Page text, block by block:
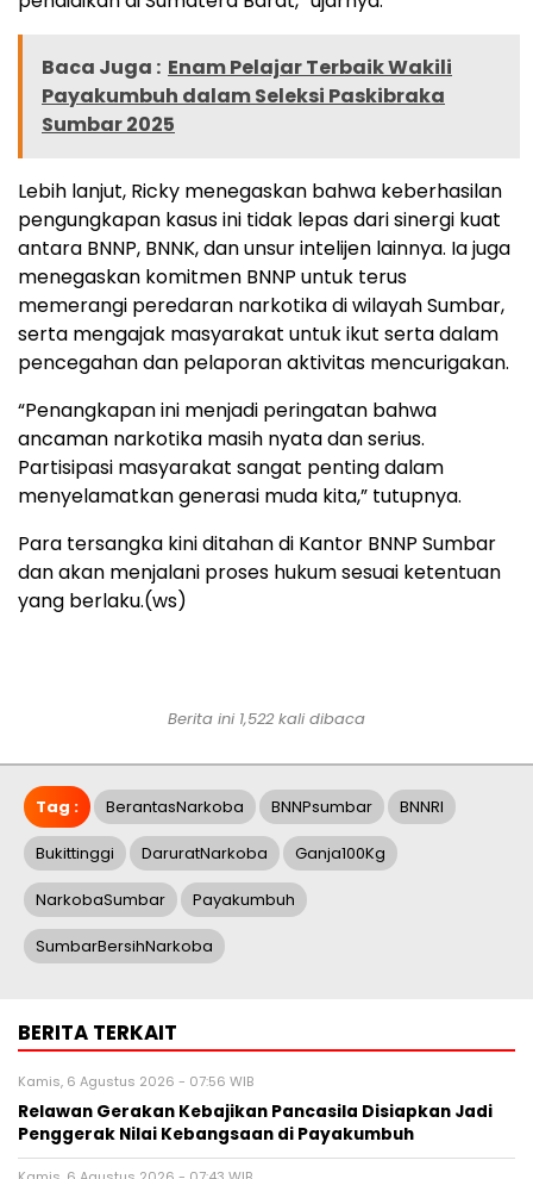
Baca Juga : Enam Pelajar Terbaik Wakili
Payakumbuh dalam Seleksi Paskibraka
Sumbar 2025
Lebih lanjut, Ricky menegaskan bahwa keberhasilan
pengungkapan kasus ini tidak lepas dari sinergi kuat
antara BNNP, BNNK, dan unsur intelijen lainnya. Ia juga
menegaskan komitmen BNNP untuk terus
memerangi peredaran narkotika di wilayah Sumbar,
serta mengajak masyarakat untuk ikut serta dalam
pencegahan dan pelaporan aktivitas mencurigakan.
“Penangkapan ini menjadi peringatan bahwa
ancaman narkotika masih nyata dan serius.
Partisipasi masyarakat sangat penting dalam
menyelamatkan generasi muda kita,” tutupnya.
Para tersangka kini ditahan di Kantor BNNP Sumbar
dan akan menjalani proses hukum sesuai ketentuan
yang berlaku.(ws)
Berita ini 1,522 kali dibaca
Tag : BerantasNarkoba BNNPsumbar BNNRI
Bukittinggi DaruratNarkoba Ganja100Kg
NarkobaSumbar Payakumbuh
SumbarBersihNarkoba
BERITA TERKAIT
Kamis, 6 Agustus 2026 - 07:56 WIB
Relawan Gerakan Kebajikan Pancasila Disiapkan Jadi
Penggerak Nilai Kebangsaan di Payakumbuh